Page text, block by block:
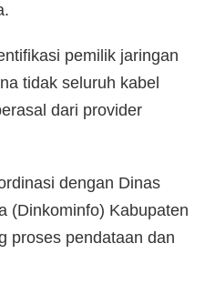
pemilik jaringan
tidak seluruh kabel
dari provider
dengan Dinas
(Dinkominfo) Kabupaten
proses pendataan dan